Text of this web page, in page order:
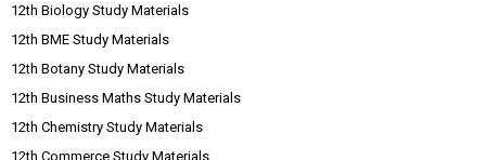
12th Biology Study Materials
12th BME Study Materials
12th Botany Study Materials
12th Business Maths Study Materials
12th Chemistry Study Materials
12th Commerce Study Materials